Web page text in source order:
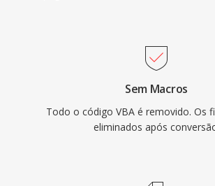
Sem Macros
Todo o código VBA é removido. Os
eliminados após